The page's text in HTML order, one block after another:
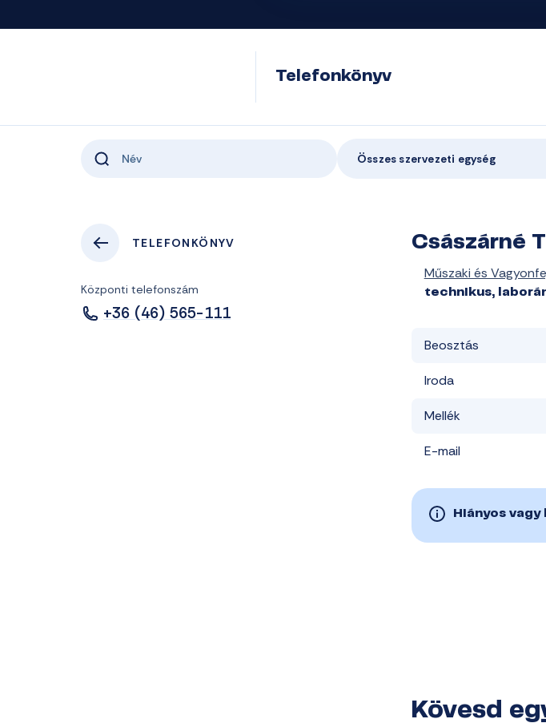
Telefonkönyv
Összes szervezeti egység
TELEFONKÖNYV
Központi telefonszám
+36 (46) 565-111
Császárné
Műszaki és
technikus,
Beosztás
Iroda
Mellék
E-mail
Hiányos
Kövesd